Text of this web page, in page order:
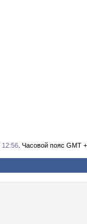
12:56 . Часовой пояс GMT